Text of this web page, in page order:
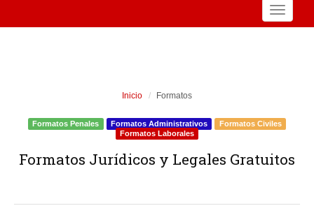
Toggle
Inicio Formatos
Formatos Penales Formatos Administrativos
Formatos Civiles
Formatos Laborales
Formatos Jurídicos y Legales Gratuitos